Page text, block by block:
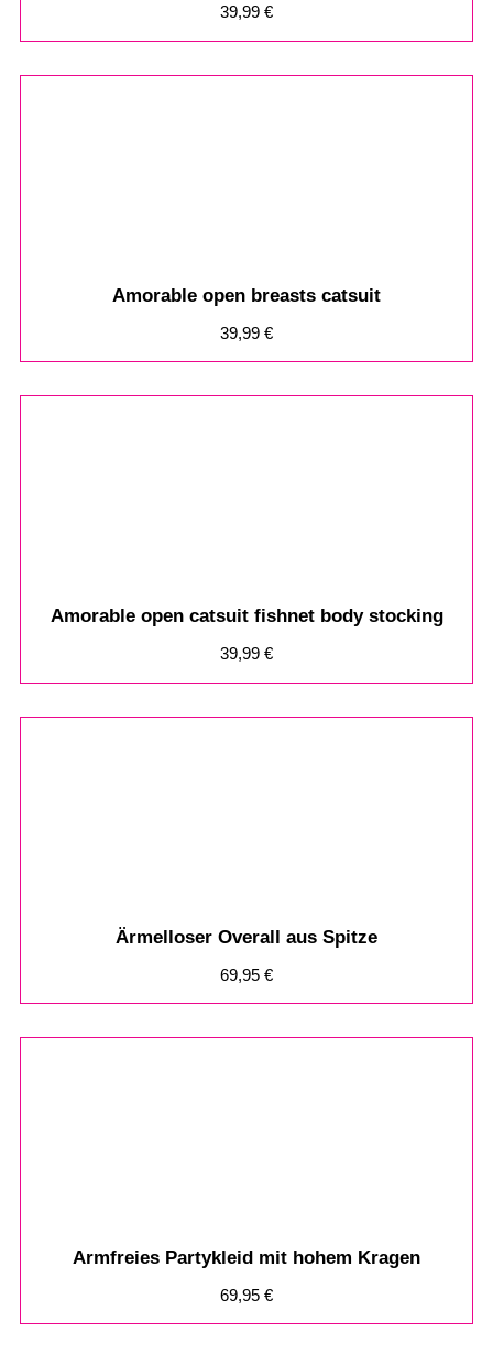
39,99 €
Amorable open breasts catsuit
39,99 €
Amorable open catsuit fishnet body stocking
39,99 €
Ärmelloser Overall aus Spitze
69,95 €
Armfreies Partykleid mit hohem Kragen
69,95 €